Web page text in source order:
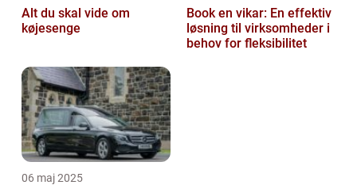
Alt du skal vide om
køjesenge
Book en vikar: En effektiv
løsning til virksomheder i
behov for fleksibilitet
06 maj 2025